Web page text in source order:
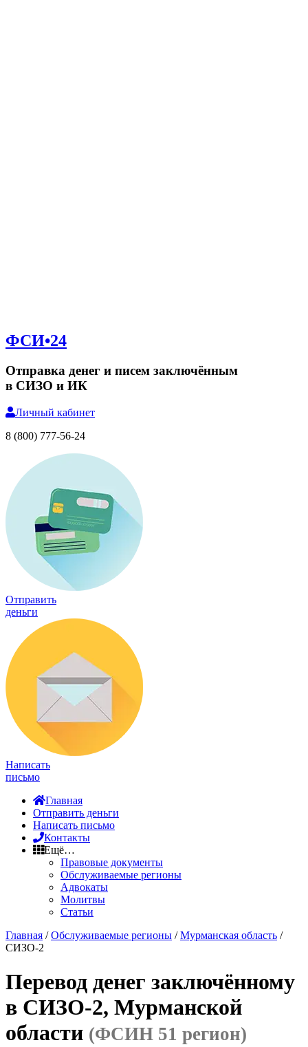
ФСИ•24
Отправка денег и писем заключённым
в СИЗО и ИК
Личный кабинет
8 (800) 777-56-24
Отправить
деньги
Написать
письмо
Главная
Отправить деньги
Написать письмо
Контакты
Ещё…
Правовые документы
Обслуживаемые регионы
Адвокаты
Молитвы
Статьи
Главная /Обслуживаемые регионы /Мурманская область /
СИЗО-2
Перевод денег заключённому
в СИЗО-2, Мурманской
области (ФСИН 51 регион)